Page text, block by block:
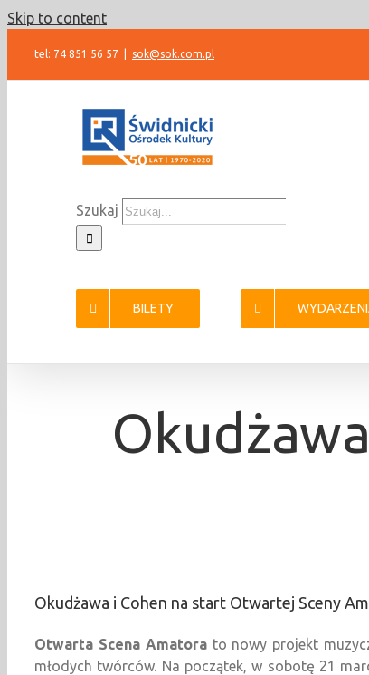
Skip to content
tel: 74 851 56 57 sok@sok.com.pl
Szukaj
BILETY
Okudżawa i Cohen na start Otwartej Sceny
Otwarta Scena Amatorato nowy projekt
młodych twórców. Na początek, w sobotę 21